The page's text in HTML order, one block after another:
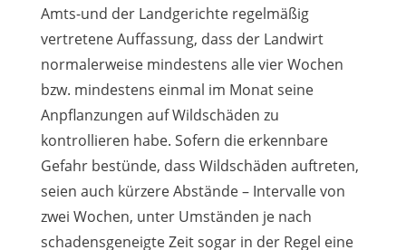
Amts-und der Landgerichte regelmäßig
vertretene Auffassung, dass der Landwirt
normalerweise mindestens alle vier Wochen
bzw. mindestens einmal im Monat seine
Anpflanzungen auf Wildschäden zu
kontrollieren habe. Sofern die erkennbare
Gefahr bestünde, dass Wildschäden auftreten,
seien auch kürzere Abstände – Intervalle von
zwei Wochen, unter Umständen je nach
schadensgeneigte Zeit sogar in der Regel eine